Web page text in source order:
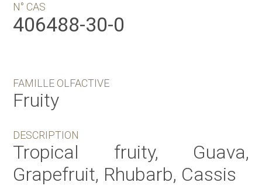
N° CAS
406488-30-0
FAMILLE OLFACTIVE
Fruity
DESCRIPTION
Tropical fruity, Guava,
Grapefruit, Rhubarb, Cassis